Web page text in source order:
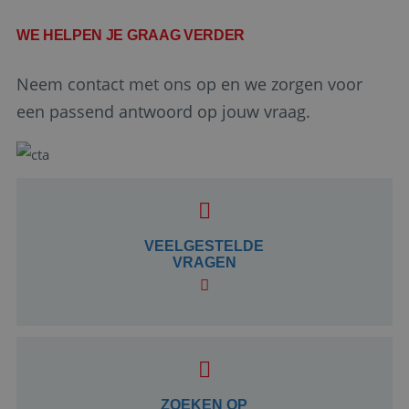
WE HELPEN JE GRAAG VERDER
Neem contact met ons op en we zorgen voor
een passend antwoord op jouw vraag.
VEELGESTELDE
VRAGEN
ZOEKEN OP
www.google.com